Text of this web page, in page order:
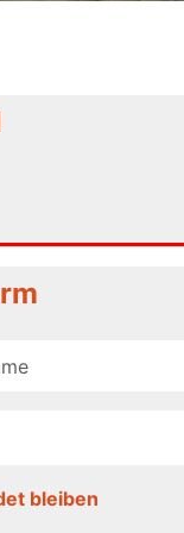
09/26 Modell der
bleiben